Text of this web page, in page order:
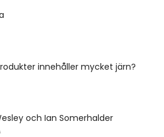
innehåller mycket järn?
och Ian Somerhalder